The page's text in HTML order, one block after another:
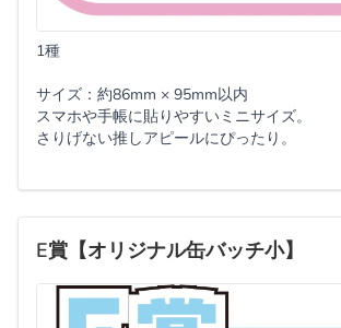
1種
サイズ：約86mm × 95mm以内
スマホや手帳に貼りやすいミニサイズ。
さりげない推しアピールにぴったり。
E賞【オリジナル缶バッチ小】